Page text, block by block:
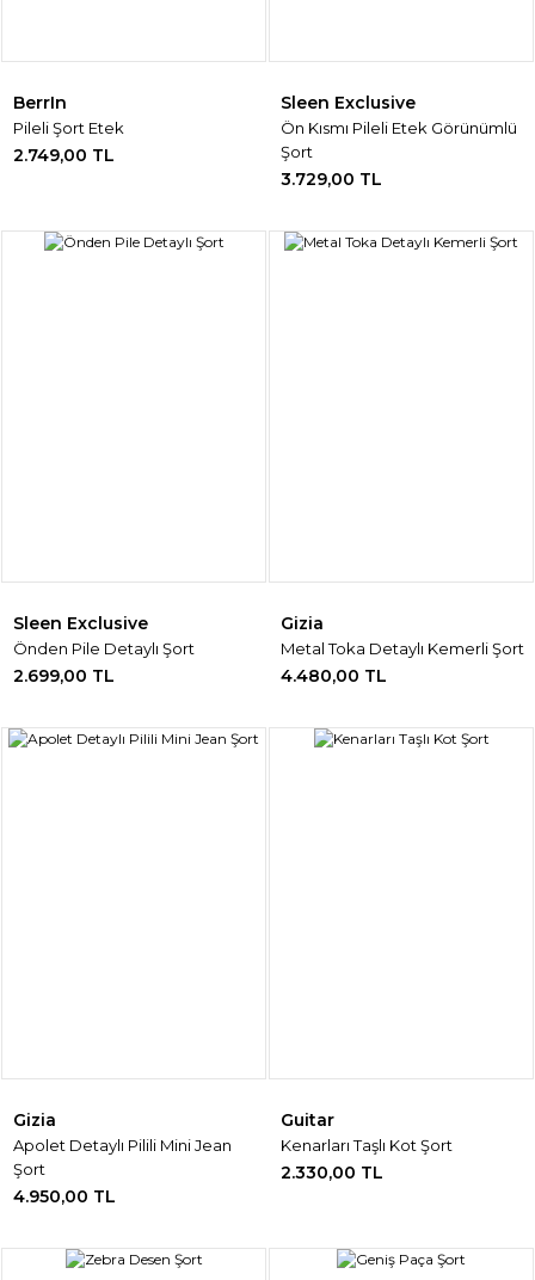
BerrIn
Pileli Şort Etek
2.749,00 TL
Sleen Exclusive
Ön Kısmı Pileli Etek Görünümlü
Şort
3.729,00 TL
Sleen Exclusive
Önden Pile Detaylı Şort
2.699,00 TL
Gizia
Metal Toka Detaylı Kemerli Şort
4.480,00 TL
Gizia
Apolet Detaylı Pilili Mini Jean
Şort
4.950,00 TL
Guitar
Kenarları Taşlı Kot Şort
2.330,00 TL